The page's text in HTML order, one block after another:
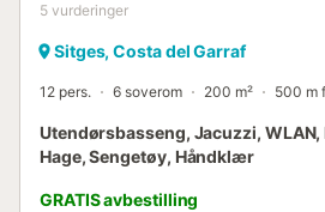
5 vurderinger
Sitges, Costa del Garraf
12 pers. 6 soverom 200 m² 500 m
Utendørsbasseng, Jacuzzi, WLAN,
Hage, Sengetøy, Håndklær
GRATIS avbestilling